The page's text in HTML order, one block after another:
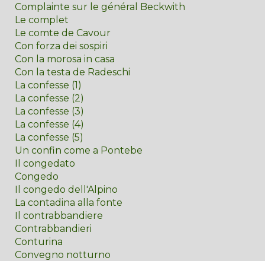
Complainte sur le général Beckwith
Le complet
Le comte de Cavour
Con forza dei sospiri
Con la morosa in casa
Con la testa de Radeschi
La confesse (1)
La confesse (2)
La confesse (3)
La confesse (4)
La confesse (5)
Un confin come a Pontebe
Il congedato
Congedo
Il congedo dell'Alpino
La contadina alla fonte
Il contrabbandiere
Contrabbandieri
Conturina
Convegno notturno